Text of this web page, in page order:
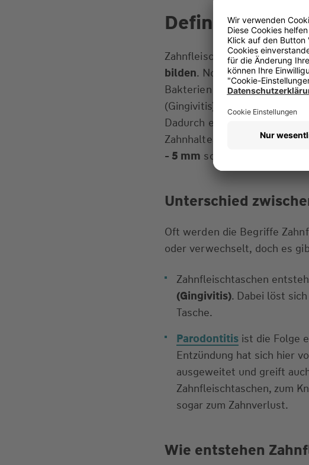
Definition:
Zahnfleischtaschen sind
bilden. Normalerweise liegt
Bakterien und Plaque am
(Gingivitis). Bleibt die
Dadurch entsteht eine
Zahnhalteapparat sowie den
- 5 mm sollten sie behandelt
Unterschied
Oft werden die Begriffe
oder verwechselt, doch es
Zahnfleischtaschen
(Gingivitis). Dabei löst
Tasche.
Parodontitisist die Folge
Entzündung hat sich hier
ausgeweitet und greift
Zahnfleischtaschen, zum
sogar zum Zahnverlust.
Wie entstehen